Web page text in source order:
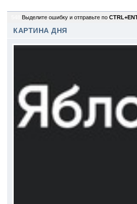
Выделите ошибку и отправьте по
КАРТИНА ДНЯ